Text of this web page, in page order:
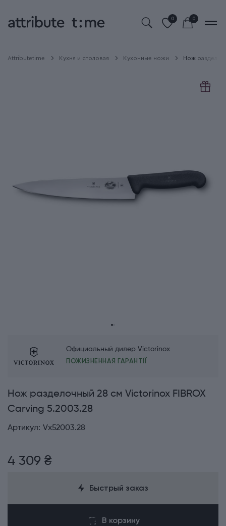
0 0
Attributetime Кухня и столовая Кухонные ножи Нож
Официальный дилер Victorinox
ПОЖИЗНЕННАЯ ГАРАНТІЇ
Нож разделочный 28 см Victorinox FIBROX
Carving 5.2003.28
Артикул: Vx52003.28
4 309 ₴
Быстрый заказ
В корзину